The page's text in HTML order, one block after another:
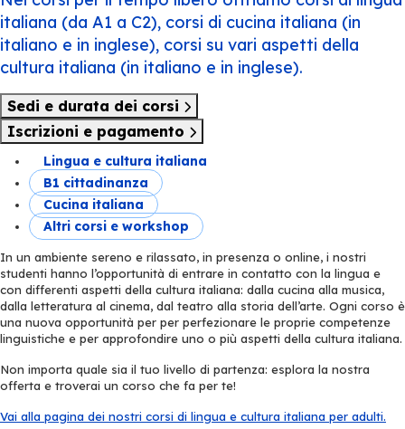
italiana (da A1 a C2), corsi di cucina italiana (in
italiano e in inglese), corsi su vari aspetti della
cultura italiana (in italiano e in inglese).
Sedi e durata dei corsi
Iscrizioni e pagamento
Lingua e cultura italiana
B1 cittadinanza
Cucina italiana
Altri corsi e workshop
In un ambiente sereno e rilassato, in presenza o online, i nostri
studenti hanno l’opportunità di entrare in contatto con la lingua e
con differenti aspetti della cultura italiana: dalla cucina alla musica,
dalla letteratura al cinema, dal teatro alla storia dell’arte. Ogni corso è
una nuova opportunità per per perfezionare le proprie competenze
linguistiche e per approfondire uno o più aspetti della cultura italiana.
Non importa quale sia il tuo livello di partenza: esplora la nostra
offerta e troverai un corso che fa per te!
Vai alla pagina dei nostri corsi di lingua e cultura italiana per adulti.